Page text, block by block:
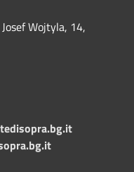
Wojtyla, 14,